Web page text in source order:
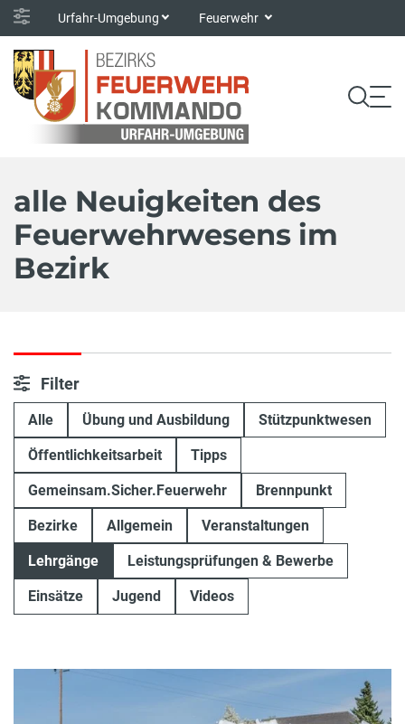
Urfahr-Umgebung Feuerwehr
alle Neuigkeiten des
Feuerwehrwesens im
Bezirk
Filter
Alle Übung und Ausbildung Stützpunktwesen
Öffentlichkeitsarbeit Tipps
Gemeinsam.Sicher.Feuerwehr Brennpunkt
Bezirke Allgemein Veranstaltungen
Lehrgänge Leistungsprüfungen & Bewerbe
Einsätze Jugend Videos